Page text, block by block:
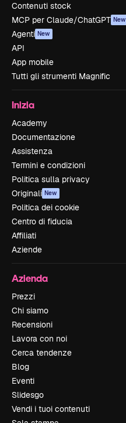
Contenuti stock
MCP per Claude/ChatGPT New
Agenti New
API
App mobile
Tutti gli strumenti Magnific
Inizia
Academy
Documentazione
Assistenza
Termini e condizioni
Politica sulla privacy
Originali New
Politica dei cookie
Centro di fiducia
Affiliati
Aziende
Azienda
Prezzi
Chi siamo
Recensioni
Lavora con noi
Cerca tendenze
Blog
Eventi
Slidesgo
Vendi i tuoi contenuti